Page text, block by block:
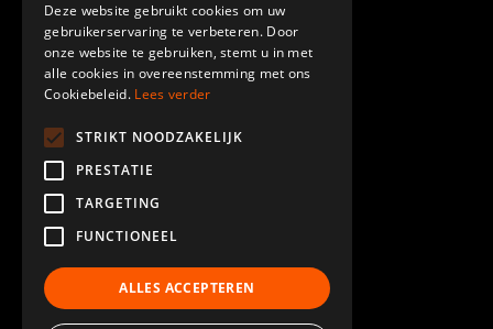
ELM SPECIALTIES
Giekaanpassingen
Demolition
Cabineverhoging
Piling
Spuiterij
Custom made
Meer ELM GROEP
Nieuws
Afleveringen
Deze website gebruikt cookies om uw
gebruikerservaring te verbeteren. Door
onze website te gebruiken, stemt u in met
alle cookies in overeenstemming met ons
Cookiebeleid. Lees verder
STRIKT NOODZAKELIJK
PRESTATIE
TARGETING
FUNCTIONEEL
ALLES ACCEPTEREN